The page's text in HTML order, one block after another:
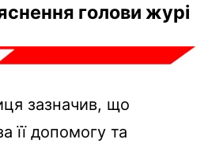
голови журі
зазначив, що
її допомогу та